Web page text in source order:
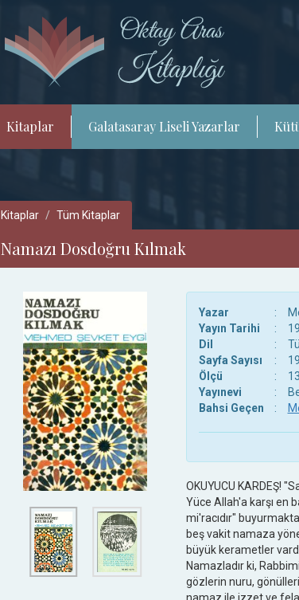
Kitaplar Galatasaray Liseli Yazarlar
Kitaplar Tüm Kitaplar
Namazı Dosdoğru Kılmak
Yazar :
Yayın Tarihi
:
Dil
:
Sayfa Sayısı
:
Ölçü
:
Yayınevi
:
Bahsi Geçen
:
OKUYUCU KARDEŞ!
Yüce Allah'a karşı en
mi'racıdır"
beş vakit namaza
büyük kerametler
Namazladır ki,
gözlerin nuru,